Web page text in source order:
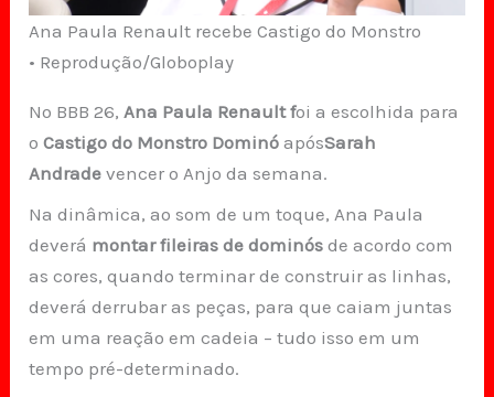
Ana Paula Renault recebe Castigo do Monstro
• Reprodução/Globoplay
No BBB 26, Ana Paula Renault foi a escolhida para
o Castigo do Monstro Dominó apósSarah
Andrade vencer o Anjo da semana.
Na dinâmica, ao som de um toque, Ana Paula
deverá montar fileiras de dominós de acordo com
as cores, quando terminar de construir as linhas,
deverá derrubar as peças, para que caiam juntas
em uma reação em cadeia – tudo isso em um
tempo pré-determinado.